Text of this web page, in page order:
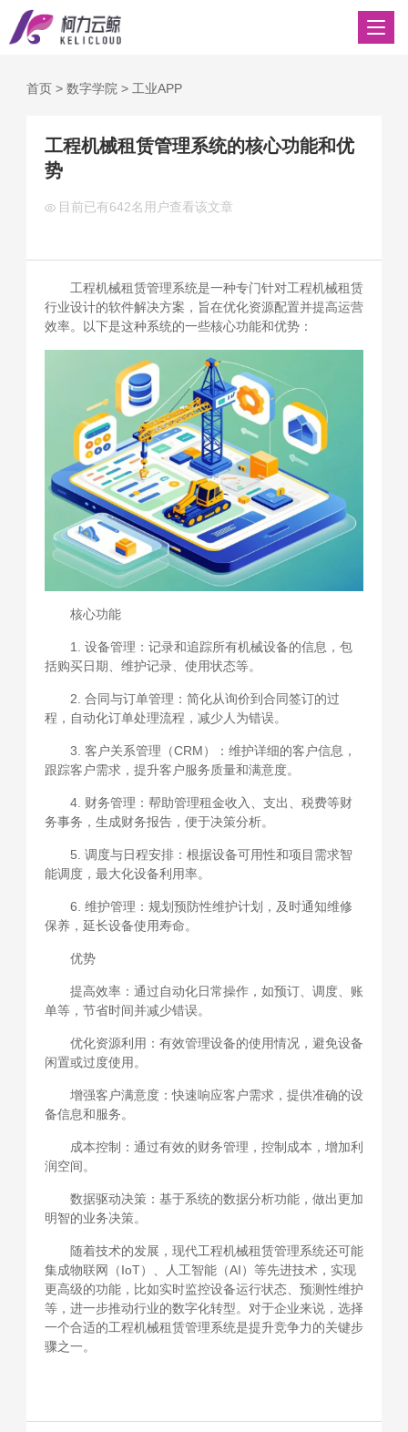
首页> 数字学院 > 工业APP
工程机械租赁管理系统的核心功能和优
势
目前已有642名用户查看该文章
工程机械租赁管理系统是一种专门针对工程机械租赁
行业设计的软件解决方案，旨在优化资源配置并提高运营
效率。以下是这种系统的一些核心功能和优势：
核心功能
1. 设备管理：记录和追踪所有机械设备的信息，包
括购买日期、维护记录、使用状态等。
2. 合同与订单管理：简化从询价到合同签订的过
程，自动化订单处理流程，减少人为错误。
3. 客户关系管理（CRM）：维护详细的客户信息，
跟踪客户需求，提升客户服务质量和满意度。
4. 财务管理：帮助管理租金收入、支出、税费等财
务事务，生成财务报告，便于决策分析。
5. 调度与日程安排：根据设备可用性和项目需求智
能调度，最大化设备利用率。
6. 维护管理：规划预防性维护计划，及时通知维修
保养，延长设备使用寿命。
优势
提高效率：通过自动化日常操作，如预订、调度、账
单等，节省时间并减少错误。
优化资源利用：有效管理设备的使用情况，避免设备
闲置或过度使用。
增强客户满意度：快速响应客户需求，提供准确的设
备信息和服务。
成本控制：通过有效的财务管理，控制成本，增加利
润空间。
数据驱动决策：基于系统的数据分析功能，做出更加
明智的业务决策。
随着技术的发展，现代工程机械租赁管理系统还可能
集成物联网（IoT）、人工智能（AI）等先进技术，实现
更高级的功能，比如实时监控设备运行状态、预测性维护
等，进一步推动行业的数字化转型。对于企业来说，选择
一个合适的工程机械租赁管理系统是提升竞争力的关键步
骤之一。